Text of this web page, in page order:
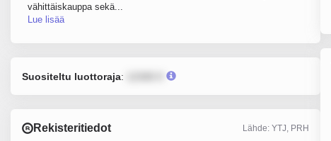
vähittäiskauppa sekä...
Lue lisää
Suositeltu luottoraja:
Rekisteritiedot Lähde: YTJ, PRH